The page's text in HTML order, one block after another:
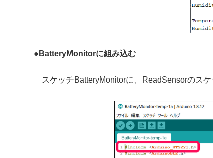
● BatteryMonitorに組み込む
スケッチBatteryMonitorに、 ReadSensorのス